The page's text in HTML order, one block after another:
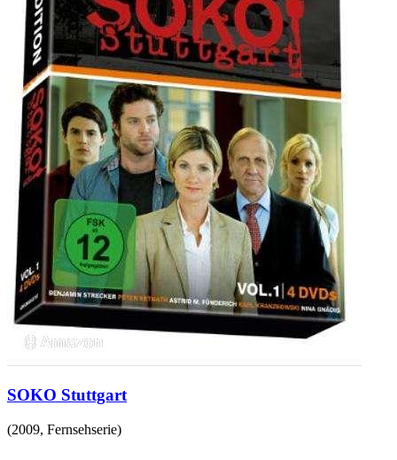
SOKO Stuttgart
(2009, Fernsehserie)